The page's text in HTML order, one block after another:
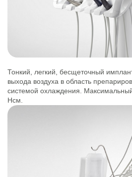
Тонкий, легкий, бесщеточный
выхода воздуха в область
системой охлаждения.
Нсм.